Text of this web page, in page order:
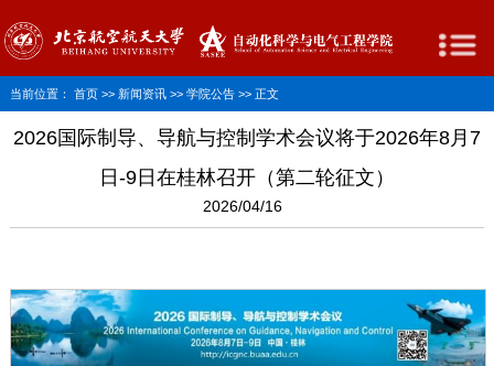
当前位置： 首页>> 新闻资讯>> 学院公告>> 正文
2026国际制导、导航与控制学术会议将于2026年8月7
日-9日在桂林召开（第二轮征文）
2026/04/16